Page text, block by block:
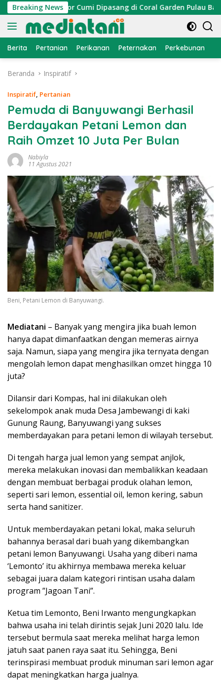
Langsung
ke
konten
Breaking News
Atraktor Cumi Dipasang di Coral Garden Pulau Barrang
Berita Pertanian Perikanan Peternakan Perkebunan
Beranda Inspiratif
Inspiratif, Pertanian
Pemuda di Banyuwangi Berhasil
Berdayakan Petani Lemon dan
Raih Omzet 10 Juta Per Bulan
Nabiyla
11 Agustus 2021
Beni, Petani Lemon di Banyuwangi.
Mediatani – Banyak yang mengira jika buah lemon
hanya dapat dimanfaatkan dengan memeras airnya
saja. Namun, siapa yang mengira jika ternyata dengan
mengolah lemon dapat menghasilkan omzet hingga 10
juta?
Dilansir dari Kompas, hal ini dilakukan oleh
sekelompok anak muda Desa Jambewangi di kaki
Gunung Raung, Banyuwangi yang sukses
memberdayakan para petani lemon di wilayah tersebut.
Di tengah harga jual lemon yang sempat anjlok,
mereka melakukan inovasi dan membalikkan keadaan
dengan membuat berbagai produk olahan lemon,
seperti sari lemon, essential oil, lemon kering, sabun
serta hand sanitizer.
Untuk memberdayakan petani lokal, maka seluruh
bahannya berasal dari buah yang dikembangkan
petani lemon Banyuwangi. Usaha yang diberi nama
‘Lemonto’ itu akhirnya membawa mereka keluar
sebagai juara dalam kategori rintisan usaha dalam
program ”Jagoan Tani”.
Ketua tim Lemonto, Beni Irwanto mengungkapkan
bahwa usaha ini telah dirintis sejak Juni 2020 lalu. Ide
tersebut bermula saat mereka melihat harga lemon
jatuh saat panen raya saat itu. Sehingga, Beni
terinspirasi membuat produk minuman sari lemon agar
dapat meningkatkan harga jualnya.